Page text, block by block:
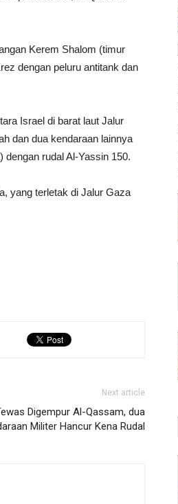
Kerem Shalom (timur
dengan peluru antitank dan
Israel di barat laut Jalur
dan dua kendaraan lainnya
rudal Al-Yassin 150.
yang terletak di Jalur Gaza
Next article
Digempur Al-Qassam, dua
Militer Hancur Kena Rudal